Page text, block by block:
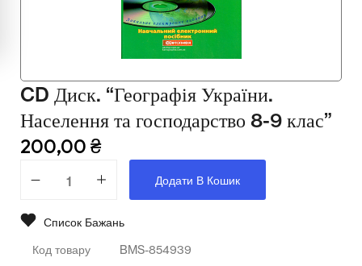
Освіта
Телерадіо обладнання
Захист України
Всі товари
CD Диск. “Географія України.
Населення та господарство 8-9 клас”
200,00 ₴
Додати В Кошик
Список Бажань
Код товару BMS-854939